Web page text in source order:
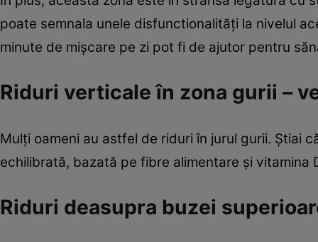
poate semnala unele disfunctionalităţi la nivelul
minute de mişcare pe zi pot fi de ajutor pentru
Riduri verticale în zona gurii –
Mulţi oameni au astfel de riduri în jurul gurii. Ştiai
echilibrată, bazată pe fibre alimentare şi vitamina
Riduri deasupra buzei